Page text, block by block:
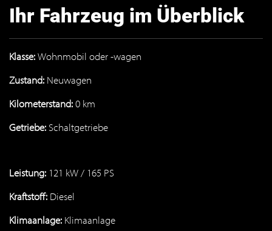
Ihr Fahrzeug im Überblick
Klasse:Wohnmobil oder -wagen
Zustand: Neuwagen
Kilometerstand:0 km
Getriebe:Schaltgetriebe
Leistung: 121 kW / 165 PS
Kraftstoff: Diesel
Klimaanlage: Klimaanlage